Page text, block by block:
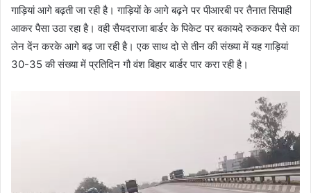
गाड़ियां आगे बढ़ती जा रही है। गाड़ियों के आगे बढ़ने पर पीआरबी पर तैनात सिपाही
आकर पैसा उठा रहा है। वही सैयदराजा बार्डर के पिकेट पर बकायदे रुककर पैसे का
लेन देंन करके आगे बढ़ जा रही है। एक साथ दो से तीन की संख्या में यह गाड़ियां
30-35 की संख्या में प्रतिदिन गौ वंश बिहार बार्डर पार करा रही है।